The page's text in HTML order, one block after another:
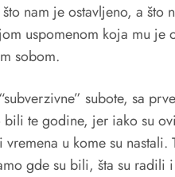
nam je ostavljeno, a što
uspomenom koja mu je
sobom.
subote, sa
bili te godine, jer iako su
u kome su nastali.
gde su bili, šta su radili